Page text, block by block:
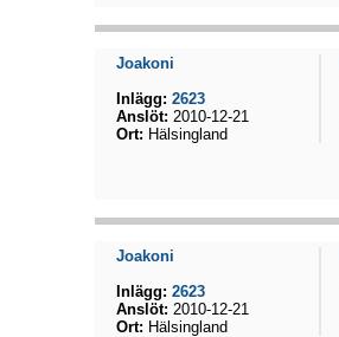
Joakoni
Inlägg: 2623
Anslöt: 2010-12-21
Ort: Hälsingland
Joakoni
Inlägg: 2623
Anslöt: 2010-12-21
Ort: Hälsingland